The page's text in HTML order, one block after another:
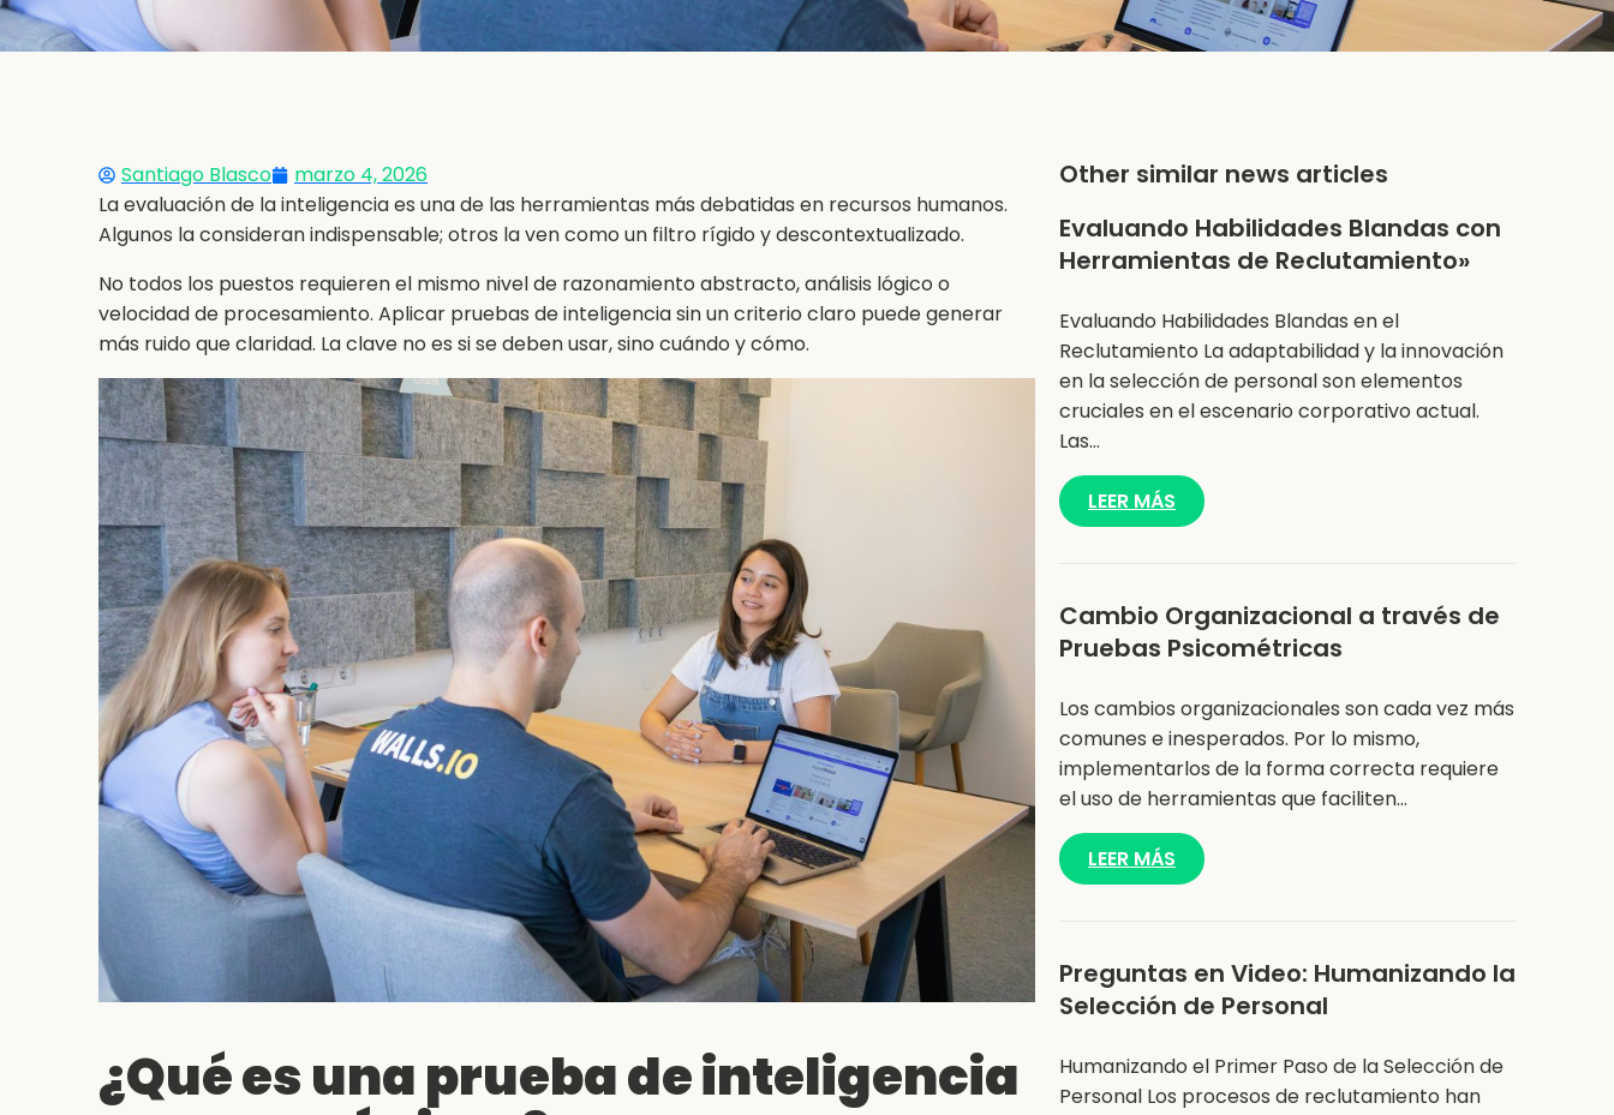
Santiago Blasco
marzo 4, 2026
La evaluación de la inteligencia es una de las herramientas más debatidas en recursos humanos.
Algunos la consideran indispensable; otros la ven como un filtro rígido y descontextualizado.
No todos los puestos requieren el mismo nivel de razonamiento abstracto, análisis lógico o
velocidad de procesamiento. Aplicar pruebas de inteligencia sin un criterio claro puede generar
más ruido que claridad. La clave no es si se deben usar, sino cuándo y cómo.
¿Qué es una prueba de inteligencia
Other similar news articles
Evaluando Habilidades Blandas con
Herramientas de Reclutamiento»
Evaluando Habilidades Blandas en el
Reclutamiento La adaptabilidad y la innovación
en la selección de personal son elementos
cruciales en el escenario corporativo actual.
Las…
LEER MÁS
Cambio Organizacional a través de
Pruebas Psicométricas
Los cambios organizacionales son cada vez más
comunes e inesperados. Por lo mismo,
implementarlos de la forma correcta requiere
el uso de herramientas que faciliten…
LEER MÁS
Preguntas en Video: Humanizando la
Selección de Personal
Humanizando el Primer Paso de la Selección de
Personal Los procesos de reclutamiento han